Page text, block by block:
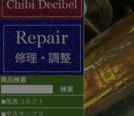
商品検索
■風雅コネクト
■中古サックス